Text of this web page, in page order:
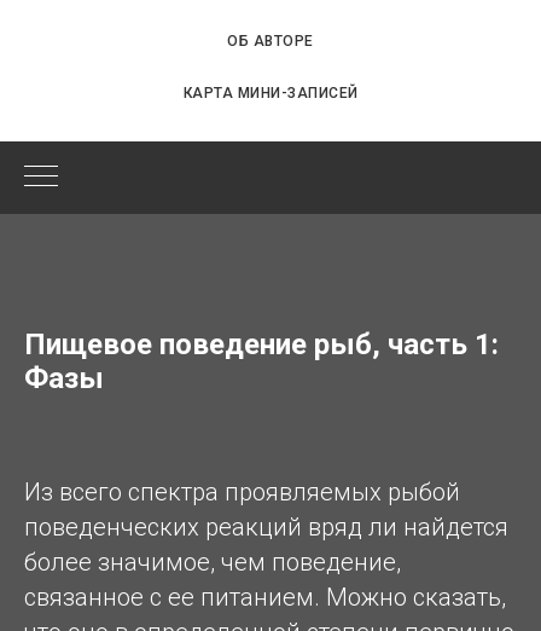
ОБ АВТОРЕ
КАРТА МИНИ-ЗАПИСЕЙ
Пищевое поведение рыб, часть 1:
Фазы
Из всего спектра проявляемых рыбой
поведенческих реакций вряд ли найдется
более значимое, чем поведение,
связанное с ее питанием. Можно сказать,